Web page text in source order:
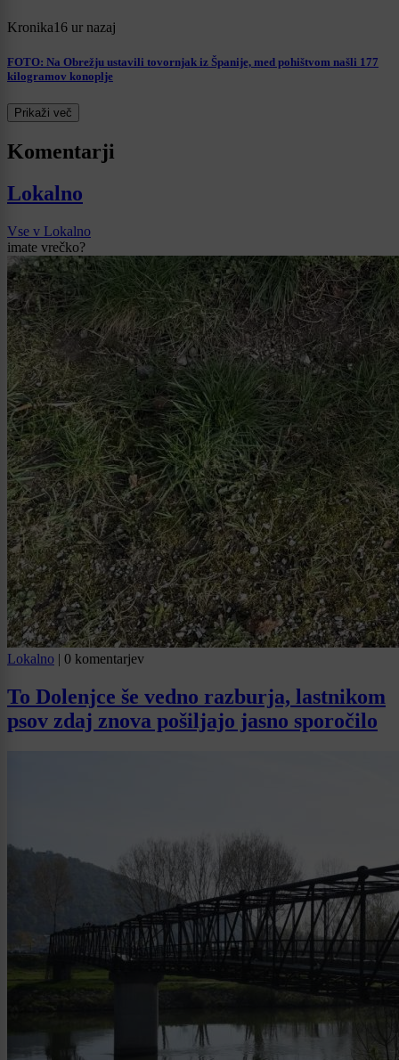
Kronika16 ur nazaj
FOTO: Na Obrežju ustavili tovornjak iz Španije, med pohištvom našli 177
kilogramov konoplje
Prikaži več
Komentarji
Lokalno
Vse v Lokalno
imate vrečko?
Lokalno | 0 komentarjev
To Dolenjce še vedno razburja, lastnikom
psov zdaj znova pošiljajo jasno sporočilo